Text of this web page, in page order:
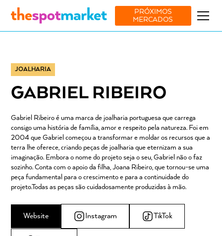
PRÓXIMOS
MERCADOS
JOALHARIA
GABRIEL RIBEIRO
Gabriel Ribeiro é uma marca de joalharia portuguesa que carrega
consigo uma história de família, amor e respeito pela natureza. Foi em
2004 que Gabriel começou a transformar e moldar os recursos que a
terra lhe oferece, criando peças de joalharia que eternizam a sua
imaginação. Embora o nome do projeto seja o seu, Gabriel não o faz
sozinho. Conta com o apoio da filha, Joana Ribeiro, que tornou-se uma
peça fundamental para o crescimento e para a continuidade do
projeto.Todas as peças são cuidadosamente produzidas à mão.
Website Instagram TikTok